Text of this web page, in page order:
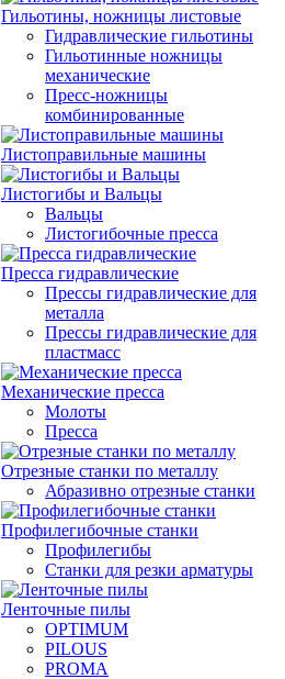
Гильотины, ножницы листовые
Гидравлические гильотины
Гильотинные ножницы
механические
Пресс-ножницы
комбинированные
Листоправильные машины
Листогибы и Вальцы
Вальцы
Листогибочные пресса
Пресса гидравлические
Прессы гидравлические для
металла
Прессы гидравлические для
пластмасс
Механические пресса
Молоты
Пресса
Отрезные станки по металлу
Абразивно отрезные станки
Профилегибочные станки
Профилегибы
Станки для резки арматуры
Ленточные пилы
OPTIMUM
PILOUS
PROMA